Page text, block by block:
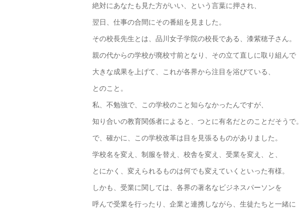
絶対にあなたも見た方がいい、という言葉に押され、
翌日、仕事の合間にその番組を見ました。
その校長先生とは、品川女子学院の校長である、漆紫穂子さん。
親の代からの学校が廃校寸前となり、その立て直しに取り組んで
大きな成果を上げて、これが各界から注目を浴びている、
とのこと。
私、不勉強で、この学校のこと知らなかったんですが、
知り合いの教育関係者によると、つとに有名だとのことだそうで。
で、確かに、この学校改革は目を見張るものがありました。
学校名を変え、制服を替え、校舎を変え、受業を変え、と、
とにかく、変えられるものは何でも変えていくといった有様。
しかも、受業に関しては、各界の著名なビジネスパーソンを
呼んで受業を行ったり、企業と連携しながら、生徒たちと一緒に